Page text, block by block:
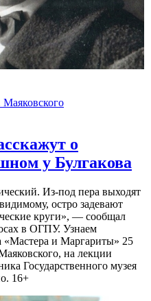
о
у Булгакова
Из-под пера выходят
остро задевают
круги», — сообщал
в ОГПУ. Узнаем
«Мастера и Маргариты» 25
на лекции
Государственного музея
16+